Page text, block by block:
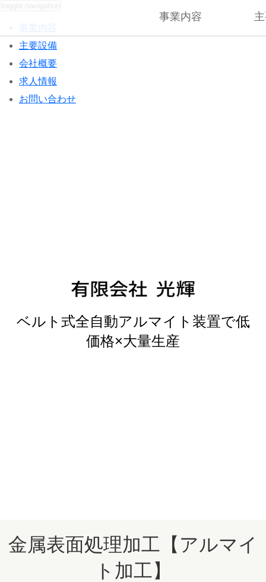
toggle navigation
事業内容
主要設備
会社概要
求人情報
お問い合わせ
ベルト式全自動アルマイト装置で低
価格×大量生産
事業内容
金属表面処理加工【アルマイ
ト加工】